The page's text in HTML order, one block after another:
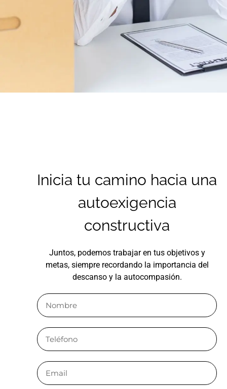
Inicia tu camino hacia una
autoexigencia
constructiva
Juntos, podemos trabajar en tus objetivos y
metas, siempre recordando la importancia del
descanso y la autocompasión.